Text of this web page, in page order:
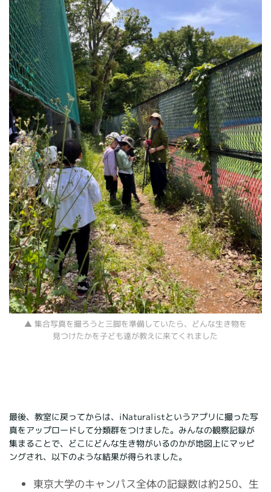
▲ 集合写真を撮ろうと三脚を準備していたら、どんな生き物を
見つけたかを子ども達が教えに来てくれました
最後、教室に戻ってからは、iNaturalistというアプリに撮った写
真をアップロードして分類群をつけました。みんなの観察記録が
集まることで、どこにどんな生き物がいるのかが地図上にマッピ
ングされ、以下のような結果が得られました。
東京大学のキャンパス全体の記録数は約250、生